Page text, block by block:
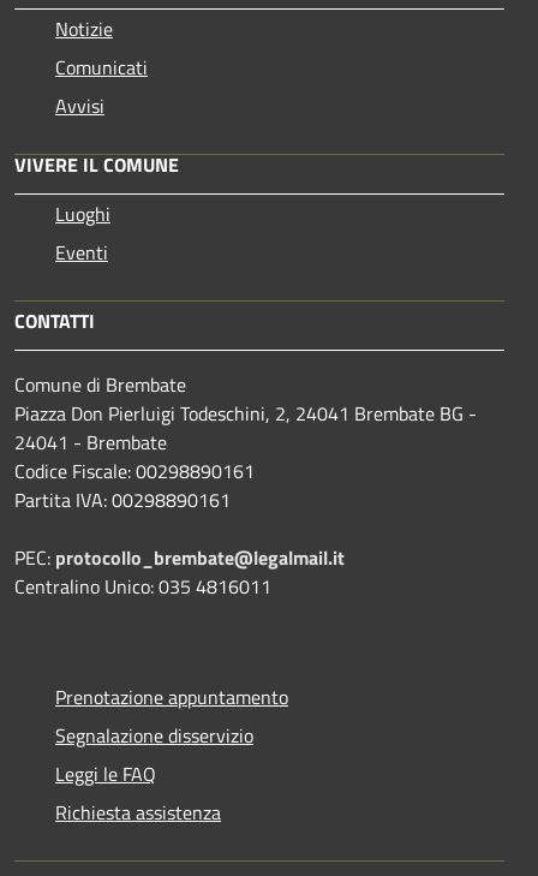
Notizie
Comunicati
Avvisi
VIVERE IL COMUNE
Luoghi
Eventi
CONTATTI
Comune di Brembate
Piazza Don Pierluigi Todeschini, 2, 24041 Brembate BG -
24041 - Brembate
Codice Fiscale: 00298890161
Partita IVA: 00298890161
PEC: protocollo_brembate@legalmail.it
Centralino Unico: 035 4816011
Prenotazione appuntamento
Segnalazione disservizio
Leggi le FAQ
Richiesta assistenza